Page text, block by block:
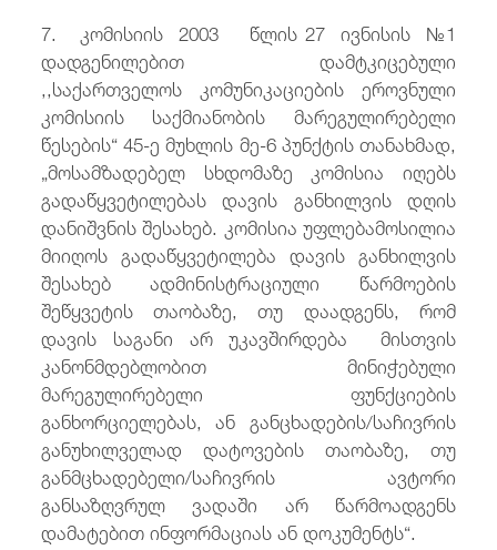
7. კომისიის 2003 წლის 27 ივნისის №1
დადგენილებით დამტკიცებული
,,საქართველოს კომუნიკაციების ეროვნული
კომისიის საქმიანობის მარეგულირებელი
წესების“ 45-ე მუხლის მე-6 პუნქტის თანახმად,
„მოსამზადებელ სხდომაზე კომისია იღებს
გადაწყვეტილებას დავის განხილვის დღის
დანიშვნის შესახებ. კომისია უფლებამოსილია
მიიღოს გადაწყვეტილება დავის განხილვის
შესახებ ადმინისტრაციული წარმოების
შეწყვეტის თაობაზე, თუ დაადგენს, რომ
დავის საგანი არ უკავშირდება მისთვის
კანონმდებლობით მინიჭებული
მარეგულირებელი ფუნქციების
განხორციელებას, ან განცხადების/საჩივრის
განუხილველად დატოვების თაობაზე, თუ
განმცხადებელი/საჩივრის ავტორი
განსაზღვრულ ვადაში არ წარმოადგენს
დამატებით ინფორმაციას ან დოკუმენტს“.